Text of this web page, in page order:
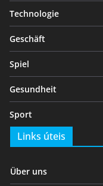
Technologie
Geschäft
Spiel
Gesundheit
Sport
Links úteis
Über uns